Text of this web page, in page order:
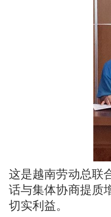
这是越南劳动总联
话与集体协商提质
切实利益。